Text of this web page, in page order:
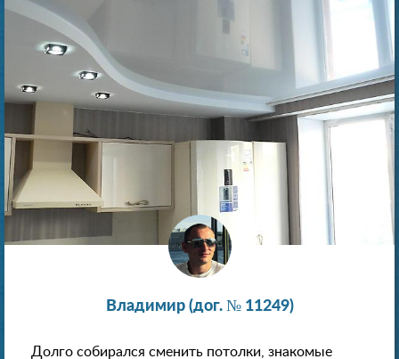
Владимир (дог. № 11249)
Долго собирался сменить потолки, знакомые